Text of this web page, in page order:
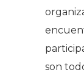
son